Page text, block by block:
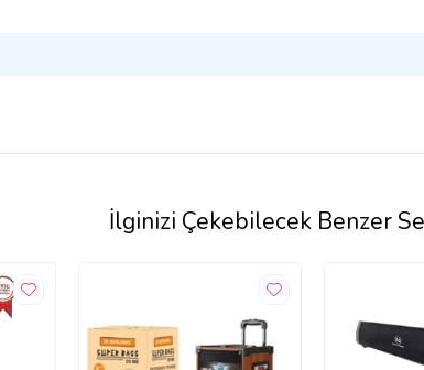
İlginizi Çekebilecek Benzer